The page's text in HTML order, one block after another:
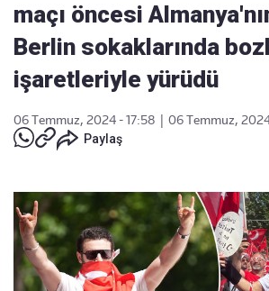
maçı öncesi
Berlin sokaklarında
işaretleriyle yürüdü
06 Temmuz, 2024 - 17:58
06 Temmuz,
Paylaş